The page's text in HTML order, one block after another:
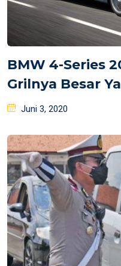
BMW 4-Series
Grilnya Besar Ya
Posted
Juni 3, 2020